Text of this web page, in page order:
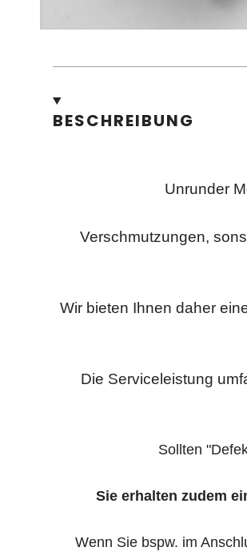
BESCHREIBUNG
Unrunder
Verschmutzungen,
Wir bieten Ihnen daher
Die Serviceleistung
Sollten
Sie erhalten zudem
Wenn Sie bspw. im